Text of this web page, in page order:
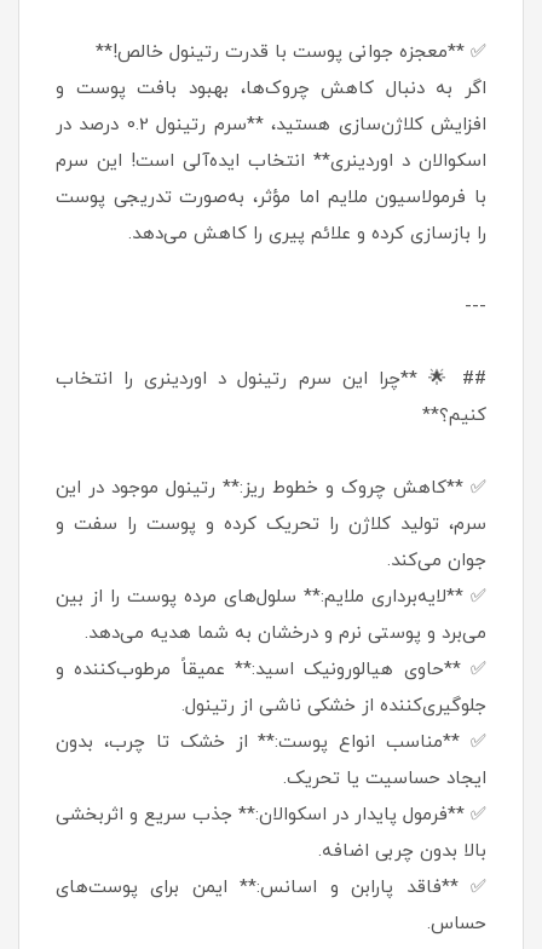
✅ **معجزه جوانی پوست با قدرت رتینول خالص!**
اگر به دنبال کاهش چروک‌ها، بهبود بافت پوست و
افزایش کلاژن‌سازی هستید، **سرم رتینول 0.2 درصد در
اسکوالان د اوردینری** انتخاب ایده‌آلی است! این سرم
با فرمولاسیون ملایم اما مؤثر، به‌صورت تدریجی پوست
را بازسازی کرده و علائم پیری را کاهش می‌دهد.
---
## 🌟 **چرا این سرم رتینول د اوردینری را انتخاب
کنیم؟**
✅ **کاهش چروک و خطوط ریز:** رتینول موجود در این
سرم، تولید کلاژن را تحریک کرده و پوست را سفت و
جوان می‌کند.
✅ **لایه‌برداری ملایم:** سلول‌های مرده پوست را از بین
می‌برد و پوستی نرم و درخشان به شما هدیه می‌دهد.
✅ **حاوی هیالورونیک اسید:** عمیقاً مرطوب‌کننده و
جلوگیری‌کننده از خشکی ناشی از رتینول.
✅ **مناسب انواع پوست:** از خشک تا چرب، بدون
ایجاد حساسیت یا تحریک.
✅ **فرمول پایدار در اسکوالان:** جذب سریع و اثربخشی
بالا بدون چربی اضافه.
✅ **فاقد پارابن و اسانس:** ایمن برای پوست‌های
حساس.